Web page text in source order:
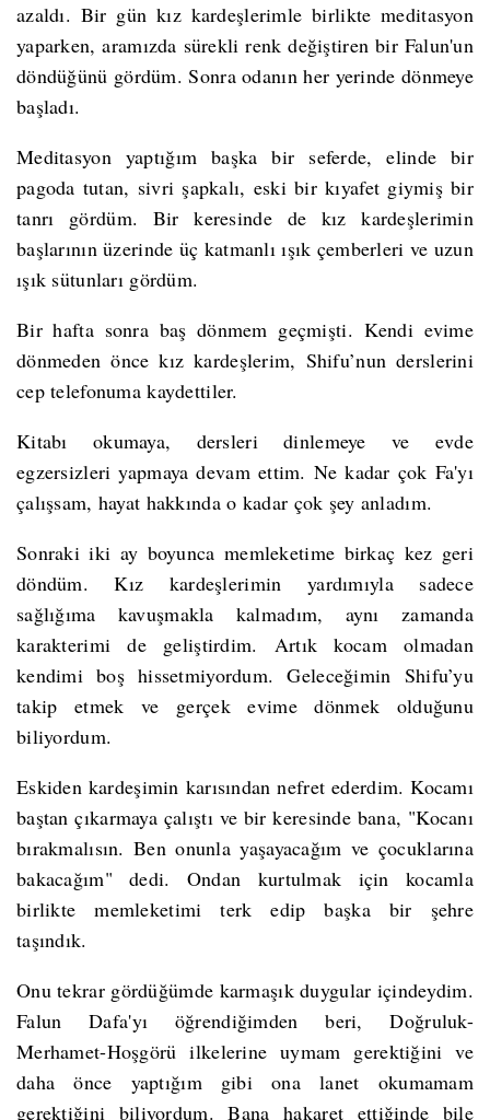
azaldı. Bir gün kız kardeşlerimle birlikte meditasyon
yaparken, aramızda sürekli renk değiştiren bir Falun'un
döndüğünü gördüm. Sonra odanın her yerinde dönmeye
başladı.
Meditasyon yaptığım başka bir seferde, elinde bir
pagoda tutan, sivri şapkalı, eski bir kıyafet giymiş bir
tanrı gördüm. Bir keresinde de kız kardeşlerimin
başlarının üzerinde üç katmanlı ışık çemberleri ve uzun
ışık sütunları gördüm.
Bir hafta sonra baş dönmem geçmişti. Kendi evime
dönmeden önce kız kardeşlerim, Shifu’nun derslerini
cep telefonuma kaydettiler.
Kitabı okumaya, dersleri dinlemeye ve evde
egzersizleri yapmaya devam ettim. Ne kadar çok Fa'yı
çalışsam, hayat hakkında o kadar çok şey anladım.
Sonraki iki ay boyunca memleketime birkaç kez geri
döndüm. Kız kardeşlerimin yardımıyla sadece
sağlığıma kavuşmakla kalmadım, aynı zamanda
karakterimi de geliştirdim. Artık kocam olmadan
kendimi boş hissetmiyordum. Geleceğimin Shifu’yu
takip etmek ve gerçek evime dönmek olduğunu
biliyordum.
Eskiden kardeşimin karısından nefret ederdim. Kocamı
baştan çıkarmaya çalıştı ve bir keresinde bana, "Kocanı
bırakmalısın. Ben onunla yaşayacağım ve çocuklarına
bakacağım" dedi. Ondan kurtulmak için kocamla
birlikte memleketimi terk edip başka bir şehre
taşındık.
Onu tekrar gördüğümde karmaşık duygular içindeydim.
Falun Dafa'yı öğrendiğimden beri, Doğruluk-
Merhamet-Hoşgörü ilkelerine uymam gerektiğini ve
daha önce yaptığım gibi ona lanet okumamam
gerektiğini biliyordum. Bana hakaret ettiğinde bile